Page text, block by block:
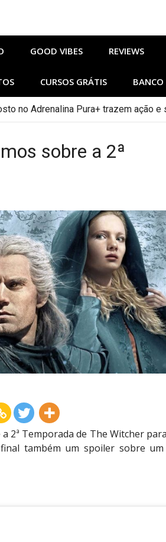
GOOD VIBES REVIEWS
CURSOS GRÁTIS BANCO
no Adrenalina Pura+ trazem ação e
Sangue e Osso Revelam a Magia de
sobre a 2ª
2ª Temporada de The Witcher
também um spoiler sobre um